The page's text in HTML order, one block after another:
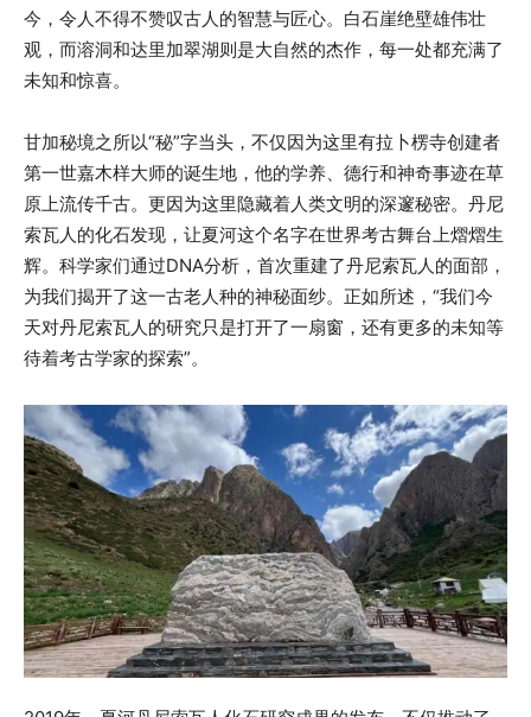
今，令人不得不赞叹古人的智慧与匠心。白石崖绝壁雄伟壮
观，而溶洞和达里加翠湖则是大自然的杰作，每一处都充满了
未知和惊喜。
甘加秘境之所以“秘”字当头，不仅因为这里有拉卜楞寺创建者
第一世嘉木样大师的诞生地，他的学养、德行和神奇事迹在草
原上流传千古。更因为这里隐藏着人类文明的深邃秘密。丹尼
索瓦人的化石发现，让夏河这个名字在世界考古舞台上熠熠生
辉。科学家们通过DNA分析，首次重建了丹尼索瓦人的面部，
为我们揭开了这一古老人种的神秘面纱。正如所述，“我们今
天对丹尼索瓦人的研究只是打开了一扇窗，还有更多的未知等
待着考古学家的探索”。